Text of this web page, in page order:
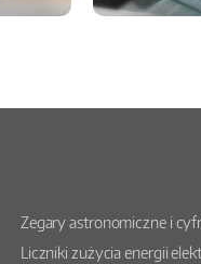
Zegary astronomiczne i
Liczniki zużycia energii